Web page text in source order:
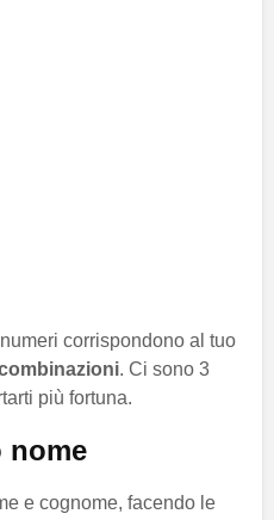
corrispondono al tuo
. Ci sono 3
più fortuna.
nome
e cognome, facendo le